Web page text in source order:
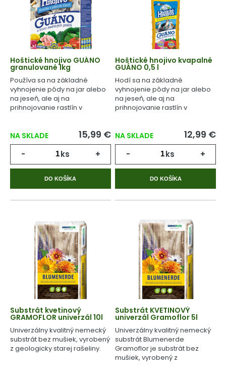
Hoštické hnojivo GUÁNO
granulované 1kg
Používa sa na základné
vyhnojenie pôdy na jar alebo
na jeseň, ale aj na
prihnojovanie rastlín v
NA SKLADE 15,99 €
- ks +
DO KOŠÍKA
Hoštické hnojivo kvapalné
GUÁNO 0,5 l
Hodí sa na základné
vyhnojenie pôdy na jar alebo
na jeseň, ale aj na
prihnojovanie rastlín v
NA SKLADE 12,99 €
- ks +
DO KOŠÍKA
Substrát kvetinový
GRAMOFLOR univerzál 10l
Univerzálny kvalitný nemecký
substrát bez mušiek, vyrobený
z geologicky starej rašeliny.
Substrát KVETINOVÝ
univerzál Gramoflor 5l
Univerzálny kvalitný nemecký
substrát Blumenerde
Gramoflor je substrát bez
mušiek, vyrobený z